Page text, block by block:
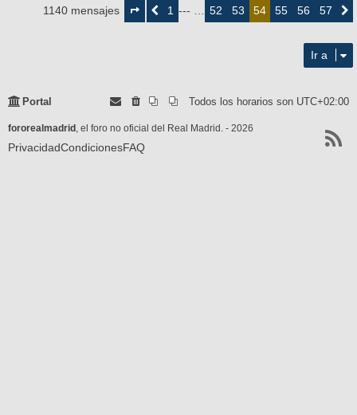
1140 mensajes
54
deAnterior
1 --- … 52 53 54 55 56 57
Ir a
Portal Todos los horarios son UTC+02:00
fororealmadrid , el foro no oficial del Real Madrid. - 2026
PrivacidadCondicionesFAQ